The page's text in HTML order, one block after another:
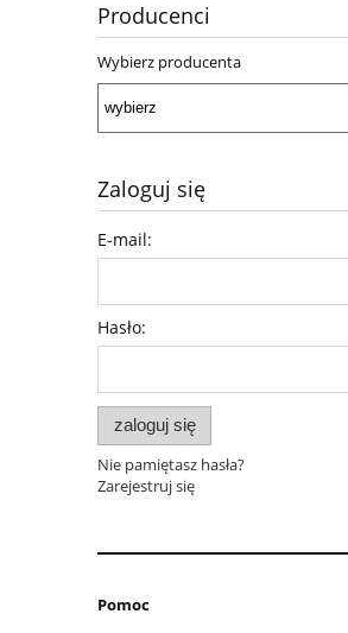
Producenci
Wybierz producenta
Zaloguj się
E-mail:
Hasło:
zaloguj się
Nie pamiętasz hasła?
Zarejestruj się
Pomoc